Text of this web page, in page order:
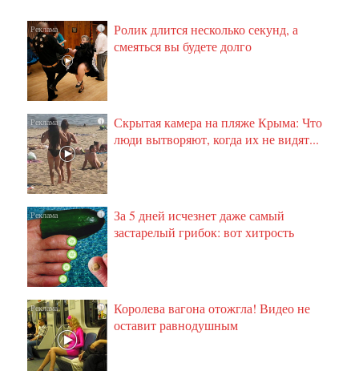
i
Ролик длится несколько секунд, а
смеяться вы будете долго
i
Скрытая камера на пляже Крыма: Что
люди вытворяют, когда их не видят...
i
За 5 дней исчезнет даже самый
застарелый грибок: вот хитрость
i
Королева вагона отожгла! Видео не
оставит равнодушным